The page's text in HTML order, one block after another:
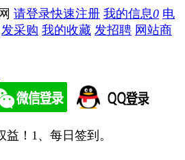
请登录快速注册 我的信息0 电
发采购 我的收藏 发招聘 网站商
！ 1、每日签到。